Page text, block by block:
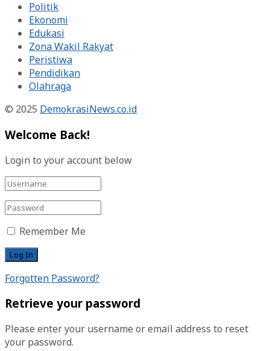
Politik
Ekonomi
Edukasi
Zona Wakil Rakyat
Peristiwa
Pendidikan
Olahraga
© 2025 DemokrasiNews.co.id
Welcome Back!
Login to your account below
Remember Me
Forgotten Password?
Retrieve your password
Please enter your username or email address to reset
your password.